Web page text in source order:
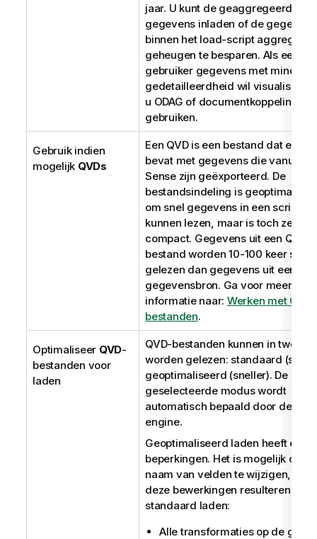
jaar. U kunt de geaggregeerde
gegevens inladen of de gegevens
binnen het load-script
geheugen te besparen. Als een
gebruiker gegevens met minder
gedetailleerdheid wil
u ODAG of documentkoppeling
gebruiken.
Gebruik indien
mogelijk QVDs
Een QVDis een bestand dat een
bevat met gegevens die vanuit
Sensezijn geëxporteerd. De
bestandsindeling is
om snel gegevens in een script te
kunnen lezen, maar is toch zeer
compact. Gegevens uit een QVD
bestand worden 10-100 keer
gelezen dan gegevens uit een
gegevensbron. Ga voor meer
informatie naar: Werken met QVD-
bestanden.
Optimaliseer QVD-
bestanden voor
laden
QVD-bestanden kunnen in twee
worden gelezen: standaard (snel)
geoptimaliseerd (sneller). De
geselecteerde modus wordt
automatisch bepaald door de
engine.
Geoptimaliseerd laden heeft
beperkingen. Het is mogelijk om
naam van velden te wijzigen,
deze bewerkingen resulteren in
standaard laden:
Alle transformaties op de